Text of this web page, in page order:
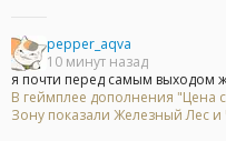
pepper_aqva
10 минут назад
я почти перед самым выходом
В геймплее дополнения "Цена
Зону показали Железный Лес